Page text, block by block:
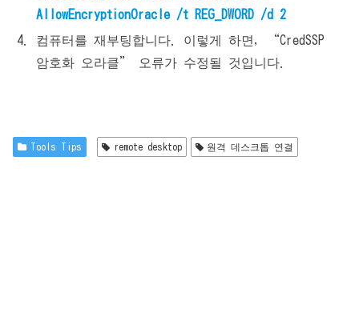
AllowEncryptionOracle /t REG_DWORD /d 2
컴퓨터를 재부팅합니다. 이렇게 하면, “CredSSP
암호화 오라클” 오류가 수정될 것입니다.
Tools Tips remote desktop 원격 데스크톱 연결